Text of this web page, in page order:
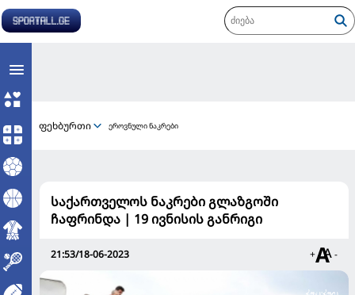
ფეხბურთი ეროვნული ნაკრები
საქართველოს ნაკრები გლაზგოში
ჩაფრინდა | 19 ივნისის განრიგი
21:53/18-06-2023 + -